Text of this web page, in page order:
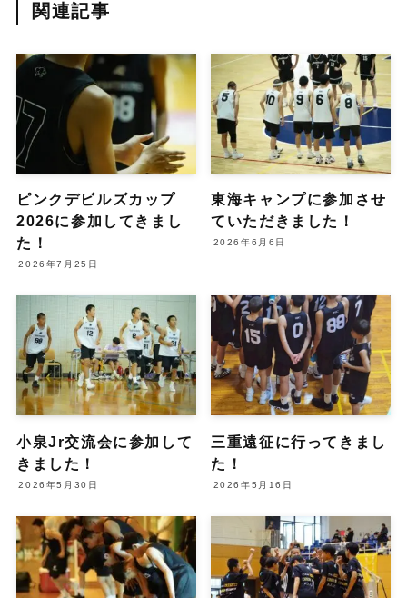
関連記事
ピンクデビルズカップ
2026に参加してきまし
た！
2026年7月25日
東海キャンプに参加させ
ていただきました！
2026年6月6日
小泉Jr交流会に参加して
きました！
2026年5月30日
三重遠征に行ってきまし
た！
2026年5月16日